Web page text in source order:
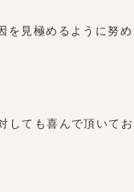
見極めるように努め
ても喜んで頂いてお